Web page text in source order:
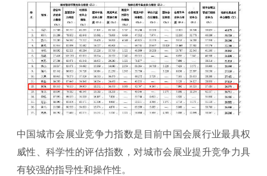
中国城市会展业竞争力指数是目前中国会展行业最具权
威性、科学性的评估指数，对城市会展业提升竞争力具
有较强的指导性和操作性。